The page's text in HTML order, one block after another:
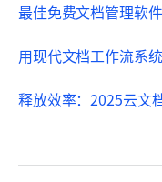
最佳免费文档管理软
用现代文档工作流系
释放效率：2025云文